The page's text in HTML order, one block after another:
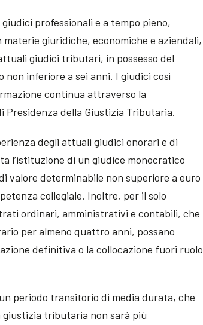
professionali e a tempo pieno,
giuridiche, economiche e aziendali,
giudici tributari, in possesso del
inferiore a sei anni. I giudici così
continua attraverso la
Presidenza della Giustizia Tributaria.
degli attuali giudici onorari e di
l’istituzione di un giudice monocratico
valore determinabile non superiore a euro
collegiale. Inoltre, per il solo
ordinari, amministrativi e contabili, che
per almeno quattro anni, possano
definitiva o la collocazione fuori ruolo
periodo transitorio di media durata, che
giustizia tributaria non sarà più